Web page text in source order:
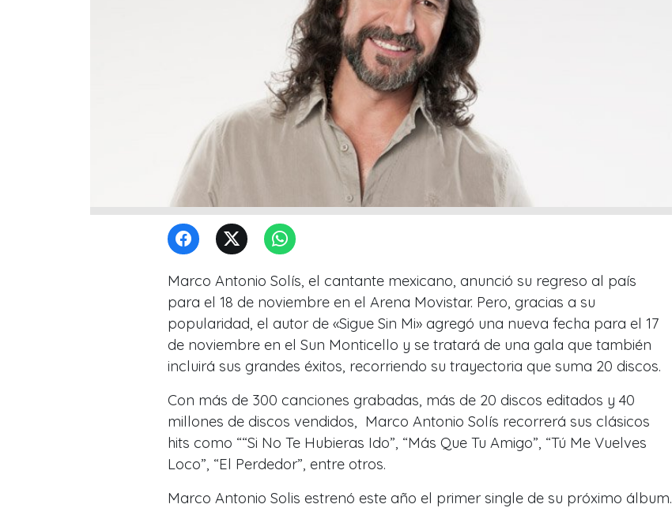
Marco Antonio Solís, el cantante mexicano, anunció su regreso al país
para el 18 de noviembre en el Arena Movistar. Pero, gracias a su
popularidad, el autor de «Sigue Sin Mi» agregó una nueva fecha para el 17
de noviembre en el Sun Monticello y se tratará de una gala que también
incluirá sus grandes éxitos, recorriendo su trayectoria que suma 20 discos.
Con más de 300 canciones grabadas, más de 20 discos editados y 40
millones de discos vendidos, Marco Antonio Solís recorrerá sus clásicos
hits como ““Si No Te Hubieras Ido”, “Más Que Tu Amigo”, “Tú Me Vuelves
Loco”, “El Perdedor”, entre otros.
Marco Antonio Solis estrenó este año el primer single de su próximo álbum.